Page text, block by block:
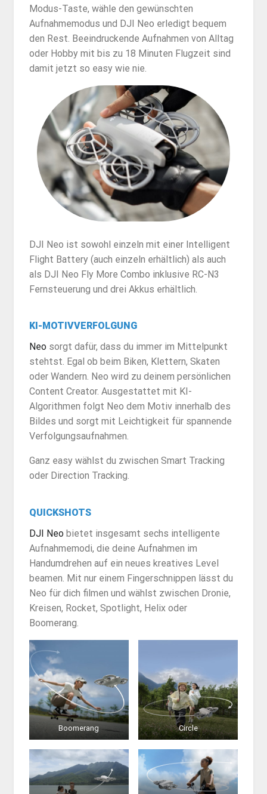
Modus-Taste, wähle den gewünschten
Aufnahmemodus und DJI Neo erledigt bequem
den Rest. Beeindruckende Aufnahmen von Alltag
oder Hobby mit bis zu 18 Minuten Flugzeit sind
damit jetzt so easy wie nie.
DJI Neo ist sowohl einzeln mit einer Intelligent
Flight Battery (auch einzeln erhältlich) als auch
als DJI Neo Fly More Combo inklusive RC-N3
Fernsteuerung und drei Akkus erhältlich.
KI-MOTIVVERFOLGUNG
Neosorgt dafür, dass du immer im Mittelpunkt
stehtst. Egal ob beim Biken, Klettern, Skaten
oder Wandern. Neo wird zu deinem persönlichen
Content Creator. Ausgestattet mit KI-
Algorithmen folgt Neo dem Motiv innerhalb des
Bildes und sorgt mit Leichtigkeit für spannende
Verfolgungsaufnahmen.
Ganz easy wählst du zwischen Smart Tracking
oder Direction Tracking.
QUICKSHOTS
DJI Neobietet insgesamt sechs intelligente
Aufnahmemodi, die deine Aufnahmen im
Handumdrehen auf ein neues kreatives Level
beamen. Mit nur einem Fingerschnippen lässt du
Neo für dich filmen und wählst zwischen Dronie,
Kreisen, Rocket, Spotlight, Helix oder
Boomerang.
Boomerang Circle